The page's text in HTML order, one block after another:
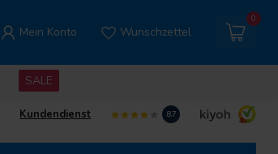
Mein Konto Wunschzettel
0
SALE
Kundendienst 8.7